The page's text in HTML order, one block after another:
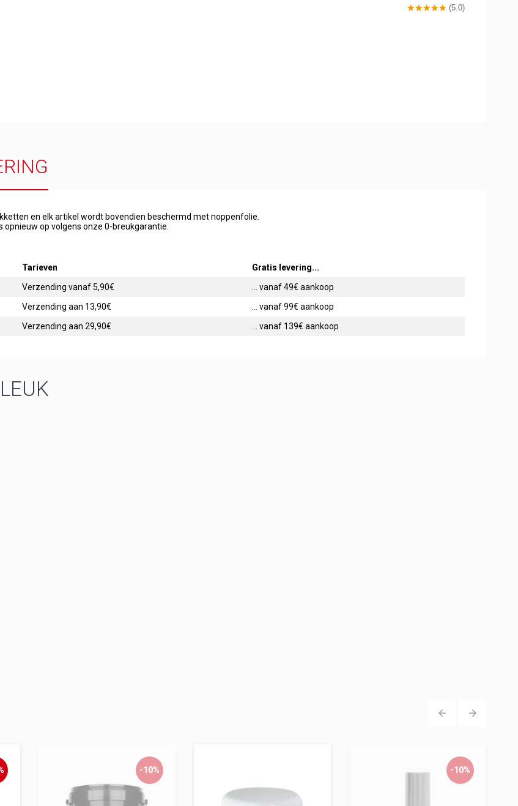
(5.0)
en elk artikel wordt bovendien beschermd met noppenfolie.
op volgens onze 0-breukgarantie.
Tarieven
Gratis levering...
Verzending vanaf 5,90€
... vanaf 49€ aankoop
Verzending aan 13,90€
... vanaf 99€ aankoop
Verzending aan 29,90€ ... vanaf 139€ aankoop
-10% -10%